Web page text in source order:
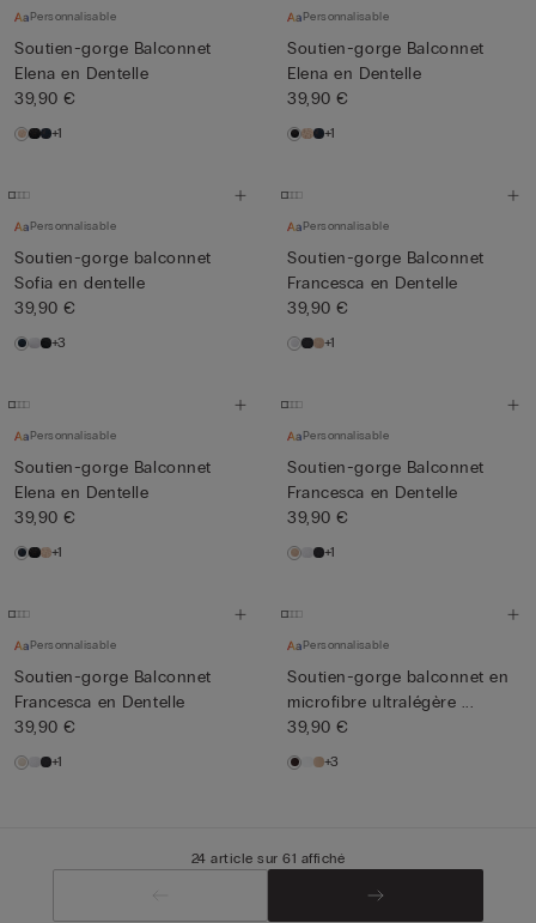
Personnalisable
Soutien-gorge Balconnet
Elena en Dentelle
39,90 €
+1
Personnalisable
Soutien-gorge Balconnet
Elena en Dentelle
39,90 €
+1
Personnalisable
Soutien-gorge balconnet
Sofia en dentelle
39,90 €
+3
Personnalisable
Soutien-gorge Balconnet
Francesca en Dentelle
39,90 €
+1
Personnalisable
Soutien-gorge Balconnet
Elena en Dentelle
39,90 €
+1
Personnalisable
Soutien-gorge Balconnet
Francesca en Dentelle
39,90 €
+1
Personnalisable
Soutien-gorge Balconnet
Francesca en Dentelle
39,90 €
+1
Personnalisable
Soutien-gorge balconnet en
microfibre ultralégère ...
39,90 €
+3
24 article sur 61 affiché